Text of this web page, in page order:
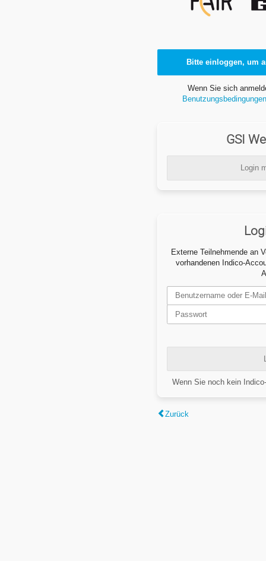
Bitte einloggen, um
Wenn Sie sich
Benutzungsbedingungen
GSI
Login
Externe Teilnehmende an
vorhandenen Indico-
Wenn Sie noch kein
Zurück